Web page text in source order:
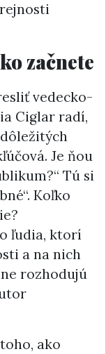
začnete
vedecko-
Ciglar radí,
Je ňou
Tú si
Koľko
ľudia, ktorí
a na nich
rozhodujú
ako